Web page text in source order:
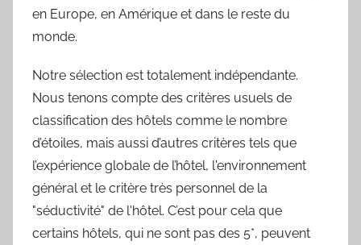
en Europe, en Amérique et dans le reste du
monde.
Notre sélection est totalement indépendante.
Nous tenons compte des critères usuels de
classification des hôtels comme le nombre
d’étoiles, mais aussi d’autres critères tels que
l’expérience globale de l’hôtel, l'environnement
général et le critère très personnel de la
"séductivité" de l'hôtel. C’est pour cela que
certains hôtels, qui ne sont pas des 5*, peuvent